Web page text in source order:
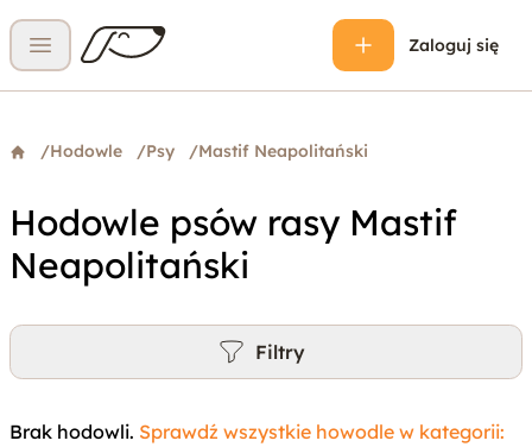
Otwórz menu
Zaloguj się
/Hodowle /Psy /Mastif Neapolitański
Hodowle psów rasy Mastif
Neapolitański
Filtry
Brak hodowli. Sprawdź wszystkie howodle w kategorii: